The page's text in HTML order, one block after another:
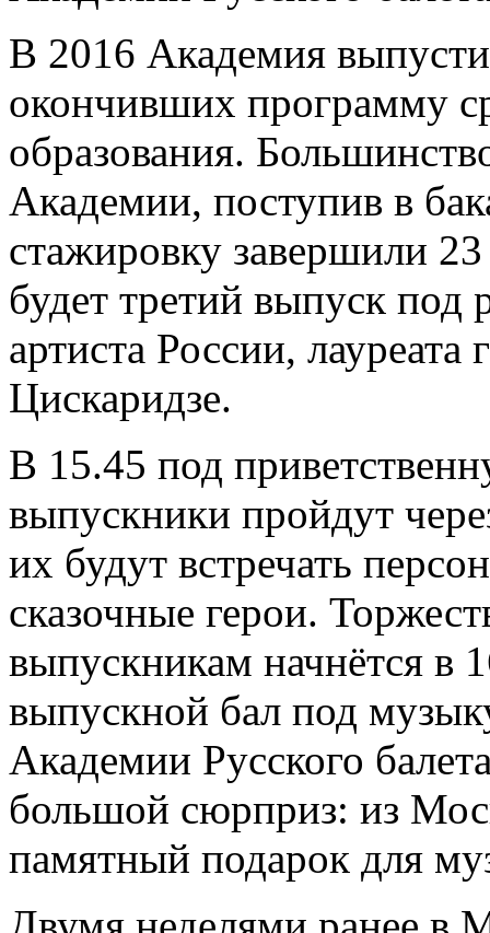
В 2016 Академия
окончивших программу
образования.
Академии, поступив в
стажировку завершили
будет третий выпуск под
артиста России,
Цискаридзе.
В 15.45 под
выпускники пройдут
их будут встречать
сказочные герои.
выпускникам начнётся в
выпускной бал под
Академии Русского
большой сюрприз: из
памятный подарок для